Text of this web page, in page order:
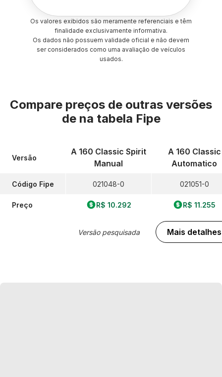
Os valores exibidos são meramente referenciais e têm
finalidade exclusivamente informativa.
Os dados não possuem validade oficial e não devem
ser considerados como uma avaliação de veículos
usados.
Compare preços de outras versões
de na tabela Fipe
Versão
Código Fipe
Preço
A 160 Classic Spirit
Manual
021048-0
R$ 10.292
Versão pesquisada
A 160 Classic
Automatico
021051-0
R$ 11.255
Mais detalhes